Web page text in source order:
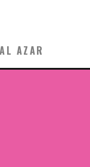
AZAR